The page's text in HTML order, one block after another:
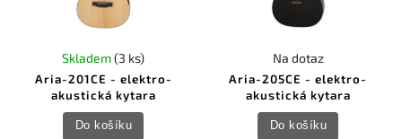
Aria-201CE - elektro-
akustická kytara
Skladem(3 ks)
Do košíku
Aria-205CE - elektro-
akustická kytara
Na dotaz
Do košíku